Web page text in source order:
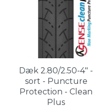
Dæk 2.80/2.50-4" -
sort - Puncture
Protection - Clean
Plus